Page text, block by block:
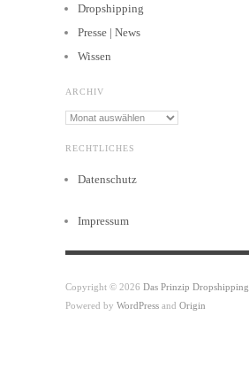
Dropshipping
Presse | News
Wissen
ARCHIV
Archiv
RECHTLICHES
Datenschutz
Impressum
Copyright © 2026 Das Prinzip Dropshipping
Powered by WordPress and Origin